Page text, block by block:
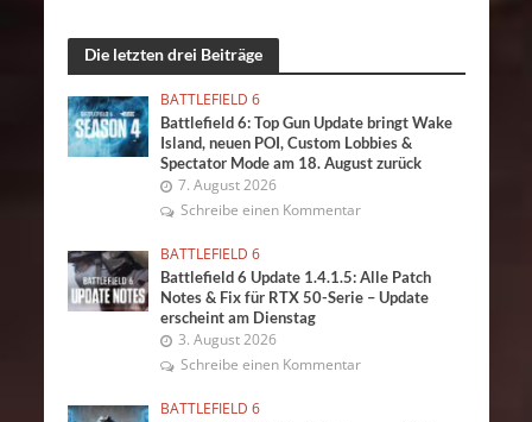
Die letzten drei Beiträge
BATTLEFIELD 6
Battlefield 6: Top Gun Update bringt Wake
Island, neuen POI, Custom Lobbies &
Spectator Mode am 18. August zurück
7. August 2026
Schreibe einen Kommentar
BATTLEFIELD 6
Battlefield 6 Update 1.4.1.5: Alle Patch
Notes & Fix für RTX 50-Serie – Update
erscheint am Dienstag
3. August 2026
Schreibe einen Kommentar
BATTLEFIELD 6